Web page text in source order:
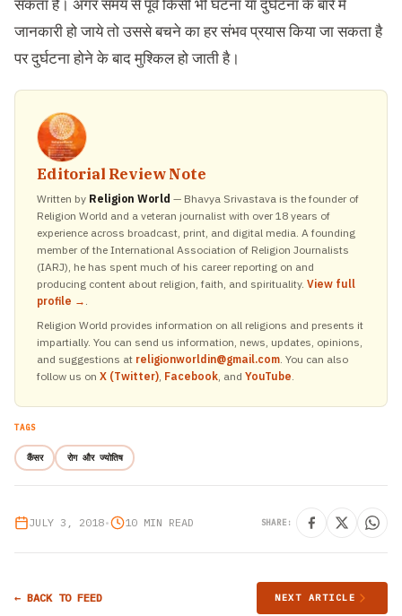
सकता हैै। अगर समय से पूर्व किसी भी घटना या दुर्घटना के बारे में
जानकारी हो जाये तो उससे बचने का हर संभव प्रयास किया जा सकता है
पर दुर्घटना होने के बाद मुश्किल हो जाती है।
Editorial Review Note
Written by Religion World — Bhavya Srivastava is the founder of
Religion World and a veteran journalist with over 18 years of
experience across broadcast, print, and digital media. A founding
member of the International Association of Religion Journalists
(IARJ), he has spent much of his career reporting on and
producing content about religion, faith, and spirituality. View full
profile → .
Religion World provides information on all religions and presents it
impartially. You can send us information, news, updates, opinions,
and suggestions at religionworldin@gmail.com. You can also
follow us on X (Twitter), Facebook, and YouTube.
TAGS
कैंसर रोग और ज्योतिष
JULY 3, 2018• 10 MIN READ SHARE:
← BACK TO FEED NEXT ARTICLE